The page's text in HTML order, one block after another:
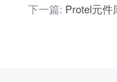
下一篇: Protel元